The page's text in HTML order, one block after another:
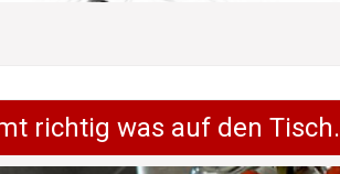
richtig was auf den Tisch.